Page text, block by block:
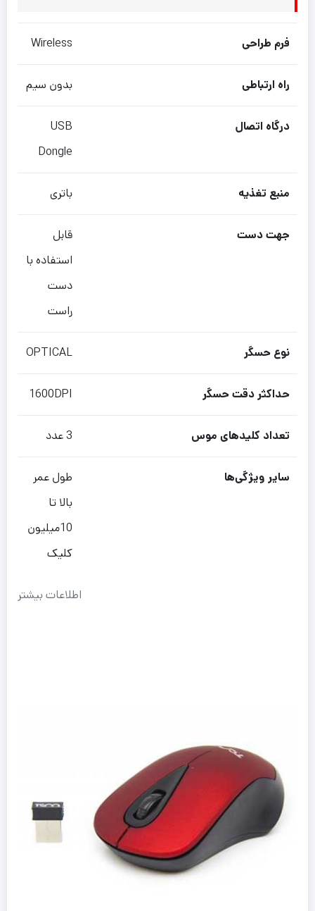
اطلاعات بیشتر
فرم طراحی Wireless
راه ارتباطی بدون سیم
درگاه اتصال
USB
Dongle
منبع تغذیه باتری
جهت دست
قابل
استفاده با
دست
راست
نوع حسگر OPTICAL
حداکثر دقت حسگر 1600DPI
تعداد کلیدهای موس 3 عدد
سایر ویژگی‌ها
طول عمر
بالا تا
10میلیون
کلیک